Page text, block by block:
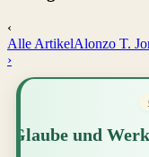
‹
Alle ArtikelAlonzo T.
›
Glaube und